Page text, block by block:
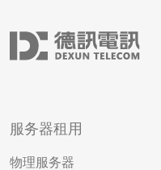
服务器租用
物理服务器